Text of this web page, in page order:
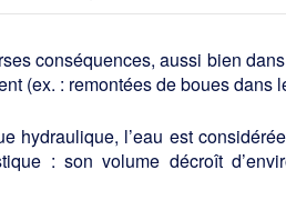
conséquences, aussi bien
(ex. : remontées de boues dans
hydraulique, l’eau est
: son volume décroît